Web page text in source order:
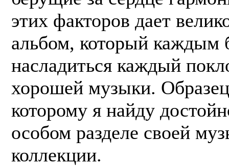
этих факторов дает
альбом, который каждым
насладиться каждый
хорошей музыки.
которому я найду
особом разделе своей
коллекции.